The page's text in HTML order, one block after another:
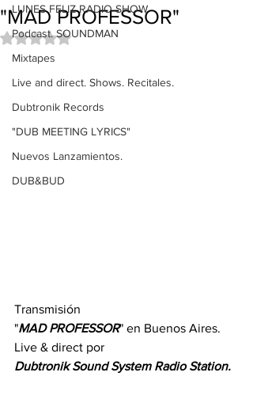
LUNES FELIZ RADIO SHOW
Podcast. SOUNDMAN
Mixtapes
Live and direct. Shows. Recitales.
Dubtronik Records
"DUB MEETING LYRICS"
Nuevos Lanzamientos.
DUB&BUD
"MAD PROFESSOR"
Obtuvo NaN de 5 estrellas.
Transmisión
"MAD PROFESSOR" en Buenos Aires.
Live & direct por
Dubtronik Sound System Radio Station.